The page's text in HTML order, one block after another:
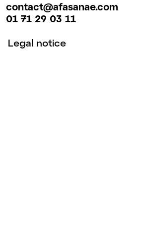
contact@afasanae.com
01 71 29 03 11
Legal notice